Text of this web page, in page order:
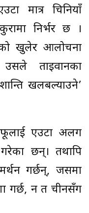
मात्र चिनियाँ
निर्भर छ ।
खुलेर आलोचना
ताइवानका
खलबल्याउने’
एउटा अलग
गरेका छन्। तथापि
गर्छन्, जसमा
गर्छ, न त चीनसँग